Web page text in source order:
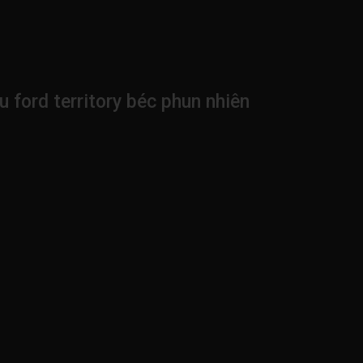
ford territory béc phun nhiên